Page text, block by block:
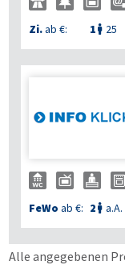
Zi.ab €: 1  25
FeWo ab €: 2  a.A.
Alle angegebenen